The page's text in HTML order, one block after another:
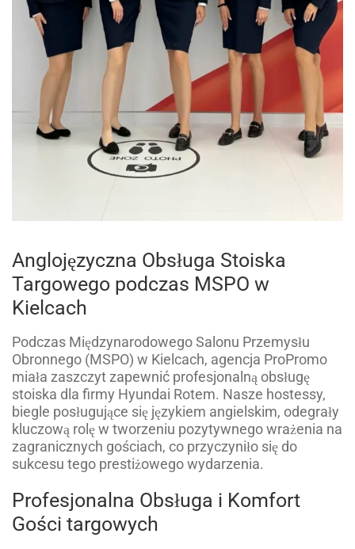
Anglojęzyczna Obsługa Stoiska
Targowego podczas MSPO w
Kielcach
Podczas Międzynarodowego Salonu Przemysłu
Obronnego (MSPO) w Kielcach, agencja ProPromo
miała zaszczyt zapewnić profesjonalną obsługę
stoiska dla firmy Hyundai Rotem. Nasze hostessy,
biegle posługujące się językiem angielskim, odegrały
kluczową rolę w tworzeniu pozytywnego wrażenia na
zagranicznych gościach, co przyczyniło się do
sukcesu tego prestiżowego wydarzenia.
Profesjonalna Obsługa i Komfort
Gości targowych